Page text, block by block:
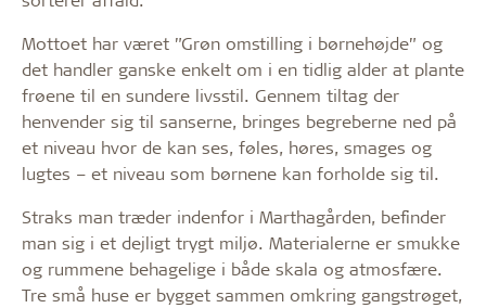
Mottoet har været ”Grøn omstilling i børnehøjde” og
det handler ganske enkelt om i en tidlig alder at plante
frøene til en sundere livsstil. Gennem tiltag der
henvender sig til sanserne, bringes begreberne ned på
et niveau hvor de kan ses, føles, høres, smages og
lugtes – et niveau som børnene kan forholde sig til.
Straks man træder indenfor i Marthagården, befinder
man sig i et dejligt trygt miljø. Materialerne er smukke
og rummene behagelige i både skala og atmosfære.
Tre små huse er bygget sammen omkring gangstrøget,